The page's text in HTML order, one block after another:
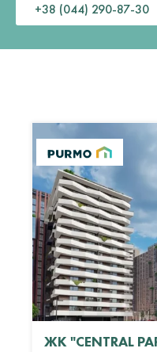
+38 (044) 290-87-30
ЖК "CENTRAL